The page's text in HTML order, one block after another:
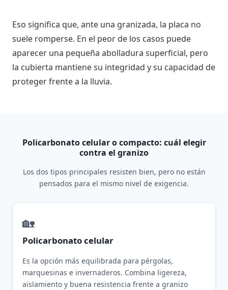
Eso significa que, ante una granizada, la placa no
suele romperse. En el peor de los casos puede
aparecer una pequeña abolladura superficial, pero
la cubierta mantiene su integridad y su capacidad de
proteger frente a la lluvia.
Policarbonato celular o compacto: cuál elegir
contra el granizo
Los dos tipos principales resisten bien, pero no están
pensados para el mismo nivel de exigencia.
🏡
Policarbonato celular
Es la opción más equilibrada para pérgolas,
marquesinas e invernaderos. Combina ligereza,
aislamiento y buena resistencia frente a granizo